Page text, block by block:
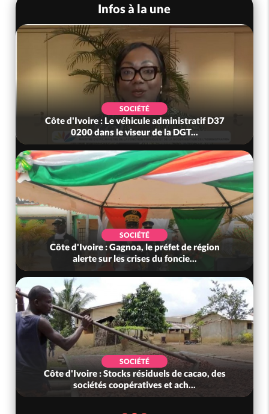
Infos à la une
SOCIÉTÉ
Côte d'Ivoire : Le véhicule administratif D37
0200 dans le viseur de la DGT...
SOCIÉTÉ
Côte d'Ivoire : Gagnoa, le préfet de région
alerte sur les crises du foncie...
SOCIÉTÉ
Côte d'Ivoire : Stocks résiduels de cacao, des
sociétés coopératives et ach...